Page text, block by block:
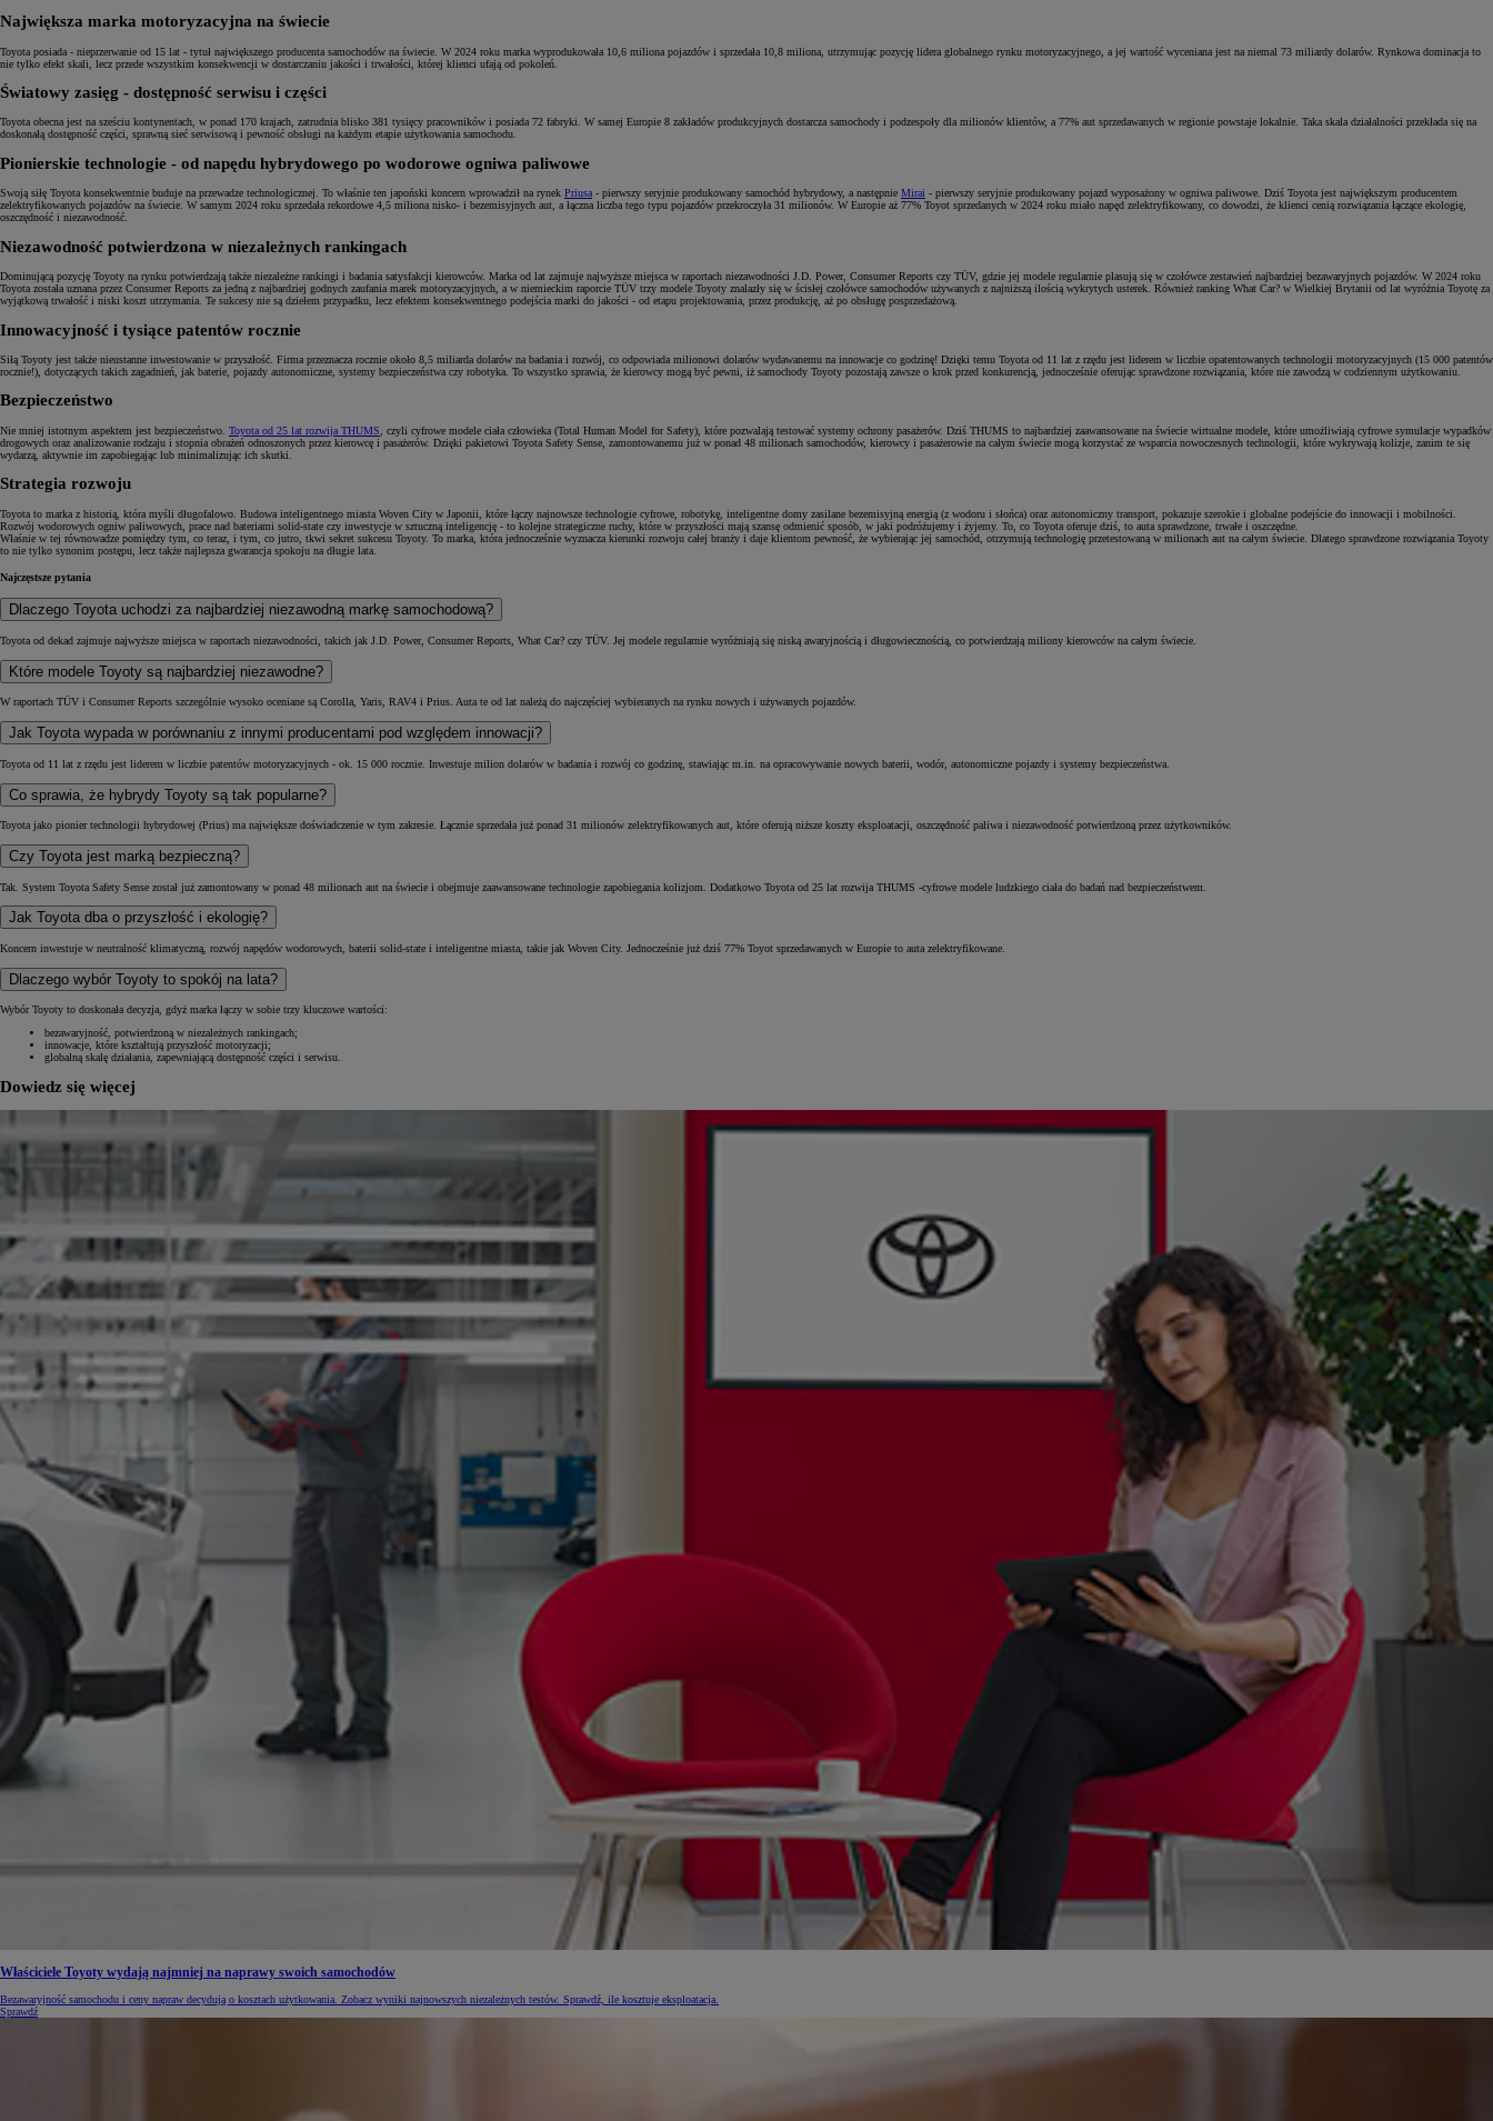
HYBRID
Od105 300 zł
Największa marka motoryzacyjna na świecie
Toyota posiada - nieprzerwanie od 15 lat - tytuł największego producenta samochodów na świecie. W 2024 roku marka wyprodukowała 10,6 miliona pojazdów i sprzedała 10,8 miliona, utrzymując pozycję lidera globalnego rynku motoryzacyjnego, a jej wartość wyceniana jest na niemal 73 miliardy dolarów. Rynkowa dominacja to
nie tylko efekt skali, lecz przede wszystkim konsekwencji w dostarczaniu jakości i trwałości, której klienci ufają od pokoleń.
Światowy zasięg - dostępność serwisu i części
Toyota obecna jest na sześciu kontynentach, w ponad 170 krajach, zatrudnia blisko 381 tysięcy pracowników i posiada 72 fabryki. W samej Europie 8 zakładów produkcyjnych dostarcza samochody i podzespoły dla milionów klientów, a 77% aut sprzedawanych w regionie powstaje lokalnie. Taka skala działalności przekłada się na
doskonałą dostępność części, sprawną sieć serwisową i pewność obsługi na każdym etapie użytkowania samochodu.
Pionierskie technologie - od napędu hybrydowego po wodorowe ogniwa paliwowe
Swoją siłę Toyota konsekwentnie buduje na przewadze technologicznej. To właśnie ten japoński koncern wprowadził na rynek Priusa - pierwszy seryjnie produkowany samochód hybrydowy, a następnie Mirai - pierwszy seryjnie produkowany pojazd wyposażony w ogniwa paliwowe. Dziś Toyota jest największym producentem
zelektryfikowanych pojazdów na świecie. W samym 2024 roku sprzedała rekordowe 4,5 miliona nisko- i bezemisyjnych aut, a łączna liczba tego typu pojazdów przekroczyła 31 milionów. W Europie aż 77% Toyot sprzedanych w 2024 roku miało napęd zelektryfikowany, co dowodzi, że klienci cenią rozwiązania łączące ekologię,
oszczędność i niezawodność.
Niezawodność potwierdzona w niezależnych rankingach
Dominującą pozycję Toyoty na rynku potwierdzają także niezależne rankingi i badania satysfakcji kierowców. Marka od lat zajmuje najwyższe miejsca w raportach niezawodności J.D. Power, Consumer Reports czy TÜV, gdzie jej modele regularnie plasują się w czołówce zestawień najbardziej bezawaryjnych pojazdów. W 2024 roku
Toyota została uznana przez Consumer Reports za jedną z najbardziej godnych zaufania marek motoryzacyjnych, a w niemieckim raporcie TÜV trzy modele Toyoty znalazły się w ścisłej czołówce samochodów używanych z najniższą ilością wykrytych usterek. Również ranking What Car? w Wielkiej Brytanii od lat wyróżnia Toyotę za
wyjątkową trwałość i niski koszt utrzymania. Te sukcesy nie są dziełem przypadku, lecz efektem konsekwentnego podejścia marki do jakości - od etapu projektowania, przez produkcję, aż po obsługę posprzedażową.
Innowacyjność i tysiące patentów rocznie
Siłą Toyoty jest także nieustanne inwestowanie w przyszłość. Firma przeznacza rocznie około 8,5 miliarda dolarów na badania i rozwój, co odpowiada milionowi dolarów wydawanemu na innowacje co godzinę! Dzięki temu Toyota od 11 lat z rzędu jest liderem w liczbie opatentowanych technologii motoryzacyjnych (15 000 patentów
rocznie!), dotyczących takich zagadnień, jak baterie, pojazdy autonomiczne, systemy bezpieczeństwa czy robotyka. To wszystko sprawia, że kierowcy mogą być pewni, iż samochody Toyoty pozostają zawsze o krok przed konkurencją, jednocześnie oferując sprawdzone rozwiązania, które nie zawodzą w codziennym użytkowaniu.
Bezpieczeństwo
Nie mniej istotnym aspektem jest bezpieczeństwo. Toyota od 25 lat rozwija THUMS , czyli cyfrowe modele ciała człowieka (Total Human Model for Safety), które pozwalają testować systemy ochrony pasażerów. Dziś THUMS to najbardziej zaawansowane na świecie wirtualne modele, które umożliwiają cyfrowe symulacje wypadków
drogowych oraz analizowanie rodzaju i stopnia obrażeń odnoszonych przez kierowcę i pasażerów. Dzięki pakietowi Toyota Safety Sense, zamontowanemu już w ponad 48 milionach samochodów, kierowcy i pasażerowie na całym świecie mogą korzystać ze wsparcia nowoczesnych technologii, które wykrywają kolizje, zanim te się
wydarzą, aktywnie im zapobiegając lub minimalizując ich skutki.
Strategia rozwoju
Toyota to marka z historią, która myśli długofalowo. Budowa inteligentnego miasta Woven City w Japonii, które łączy najnowsze technologie cyfrowe, robotykę, inteligentne domy zasilane bezemisyjną energią (z wodoru i słońca) oraz autonomiczny transport, pokazuje szerokie i globalne podejście do innowacji i mobilności.
Rozwój wodorowych ogniw paliwowych, prace nad bateriami solid-state czy inwestycje w sztuczną inteligencję - to kolejne strategiczne ruchy, które w przyszłości mają szansę odmienić sposób, w jaki podróżujemy i żyjemy. To, co Toyota oferuje dziś, to auta sprawdzone, trwałe i oszczędne.
Właśnie w tej równowadze pomiędzy tym, co teraz, i tym, co jutro, tkwi sekret sukcesu Toyoty. To marka, która jednocześnie wyznacza kierunki rozwoju całej branży i daje klientom pewność, że wybierając jej samochód, otrzymują technologię przetestowaną w milionach aut na całym świecie. Dlatego sprawdzone rozwiązania Toyoty
to nie tylko synonim postępu, lecz także najlepsza gwarancja spokoju na długie lata.
Najczęstsze pytania
Dlaczego Toyota uchodzi za najbardziej niezawodną markę samochodową?
Toyota od dekad zajmuje najwyższe miejsca w raportach niezawodności, takich jak J.D. Power, Consumer Reports, What Car? czy TÜV. Jej modele regularnie wyróżniają się niską awaryjnością i długowiecznością, co potwierdzają miliony kierowców na całym świecie.
Które modele Toyoty są najbardziej niezawodne?
W raportach TÜV i Consumer Reports szczególnie wysoko oceniane są Corolla, Yaris, RAV4 i Prius. Auta te od lat należą do najczęściej wybieranych na rynku nowych i używanych pojazdów.
Jak Toyota wypada w porównaniu z innymi producentami pod względem innowacji?
Toyota od 11 lat z rzędu jest liderem w liczbie patentów motoryzacyjnych - ok. 15 000 rocznie. Inwestuje milion dolarów w badania i rozwój co godzinę, stawiając m.in. na opracowywanie nowych baterii, wodór, autonomiczne pojazdy i systemy bezpieczeństwa.
Co sprawia, że hybrydy Toyoty są tak popularne?
Toyota jako pionier technologii hybrydowej (Prius) ma największe doświadczenie w tym zakresie. Łącznie sprzedała już ponad 31 milionów zelektryfikowanych aut, które oferują niższe koszty eksploatacji, oszczędność paliwa i niezawodność potwierdzoną przez użytkowników.
Czy Toyota jest marką bezpieczną?
Tak. System Toyota Safety Sense został już zamontowany w ponad 48 milionach aut na świecie i obejmuje zaawansowane technologie zapobiegania kolizjom. Dodatkowo Toyota od 25 lat rozwija THUMS -cyfrowe modele ludzkiego ciała do badań nad bezpieczeństwem.
Jak Toyota dba o przyszłość i ekologię?
Koncern inwestuje w neutralność klimatyczną, rozwój napędów wodorowych, baterii solid-state i inteligentne miasta, takie jak Woven City. Jednocześnie już dziś 77% Toyot sprzedawanych w Europie to auta zelektryfikowane.
Dlaczego wybór Toyoty to spokój na lata?
Wybór Toyoty to doskonała decyzja, gdyż marka łączy w sobie trzy kluczowe wartości:
bezawaryjność, potwierdzoną w niezależnych rankingach;
innowacje, które kształtują przyszłość motoryzacji;
globalną skalę działania, zapewniającą dostępność części i serwisu.
Dowiedz się więcej
Właściciele Toyoty wydają najmniej na naprawy swoich samochodów
Bezawaryjność samochodu i ceny napraw decydują o kosztach użytkowania. Zobacz wyniki najnowszych niezależnych testów. Sprawdź, ile kosztuje eksploatacja.
Sprawdź